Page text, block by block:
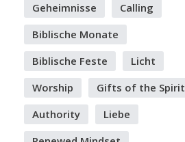
Geheimnisse
Calling
Biblische Monate
Biblische Feste
Licht
Worship
Gifts of the Spirit
Authority
Liebe